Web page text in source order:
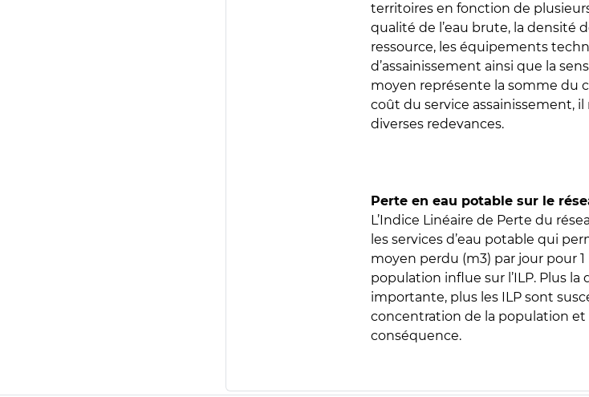
territoires en fonction de
qualité de l’eau brute, la densité
ressource, les équipements
d’assainissement ainsi que la
moyen représente la somme du
coût du service assainissement,
diverses redevances.
Perte en eau potable sur le
L’Indice Linéaire de Perte du
les services d’eau potable qui
moyen perdu (m3) par jour pour
population influe sur l’ILP. Plus
importante, plus les ILP sont
concentration de la population
conséquence.